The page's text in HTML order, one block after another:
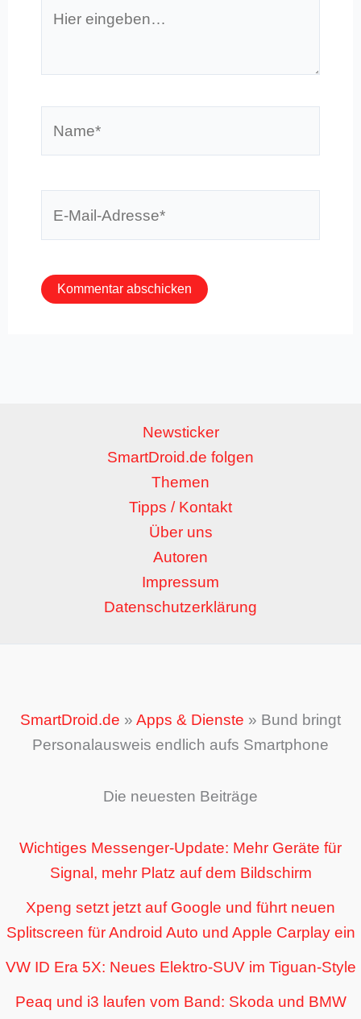
eingeben…
Newsticker
SmartDroid.de folgen
Themen
Tipps / Kontakt
Über uns
Autoren
Impressum
Datenschutzerklärung
SmartDroid.de » Apps & Dienste » Bund bringt
Personalausweis endlich aufs Smartphone
Die neuesten Beiträge
Wichtiges Messenger-Update: Mehr Geräte für
Signal, mehr Platz auf dem Bildschirm
Xpeng setzt jetzt auf Google und führt neuen
Splitscreen für Android Auto und Apple Carplay ein
VW ID Era 5X: Neues Elektro-SUV im Tiguan-Style
Peaq und i3 laufen vom Band: Skoda und BMW